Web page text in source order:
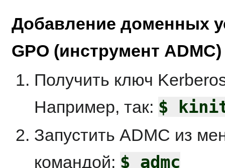
Добавление доменных
GPO (инструмент ADMC)
Получить ключ
Например, так: $
Запустить ADMC из
командой: $ admc